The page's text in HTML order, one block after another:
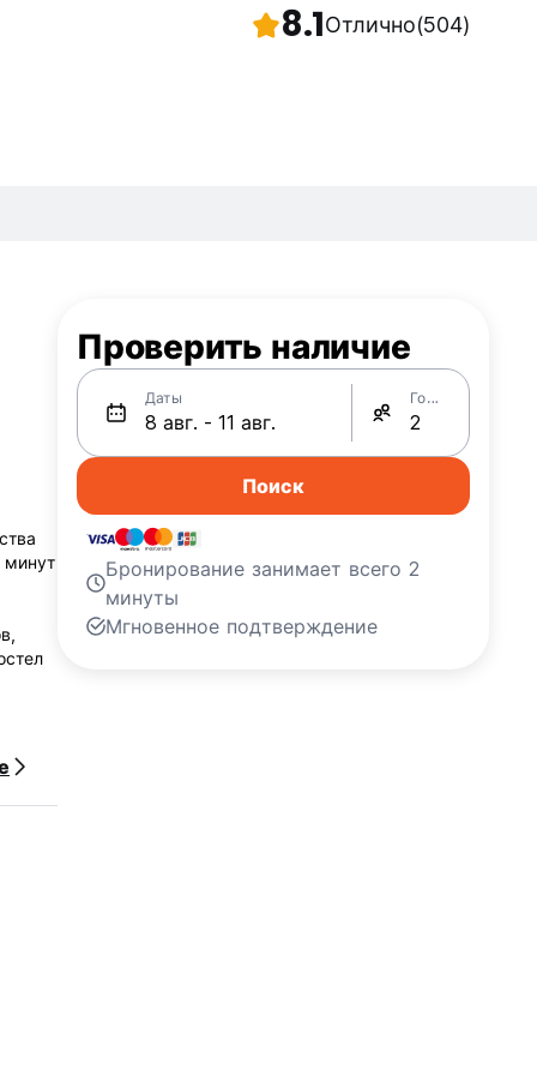
8.1Отлично(504)
минут
Проверить наличие
Даты Гости
Поиск
Бронирование занимает всего 2
минуты
Мгновенное подтверждение